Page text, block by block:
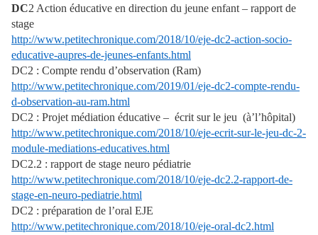
DC2 Action éducative en direction du jeune enfant – rapport de
stage
http://www.petitechronique.com/2018/10/eje-dc2-action-socio-
educative-aupres-de-jeunes-enfants.html
DC2 : Compte rendu d’observation (Ram)
http://www.petitechronique.com/2019/01/eje-dc2-compte-rendu-
d-observation-au-ram.html
DC2 : Projet médiation éducative – écrit sur le jeu (à’l’hôpital)
http://www.petitechronique.com/2018/10/eje-ecrit-sur-le-jeu-dc-2-
module-mediations-educatives.html
DC2.2 : rapport de stage neuro pédiatrie
http://www.petitechronique.com/2018/10/eje-dc2.2-rapport-de-
stage-en-neuro-pediatrie.html
DC2 : préparation de l’oral EJE
http://www.petitechronique.com/2018/10/eje-oral-dc2.html